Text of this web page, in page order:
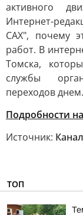
активного
Интернет-
САХ", почему
работ. В
Томска,
службы
переходов днем.
Подробности
Источник:
ТОП